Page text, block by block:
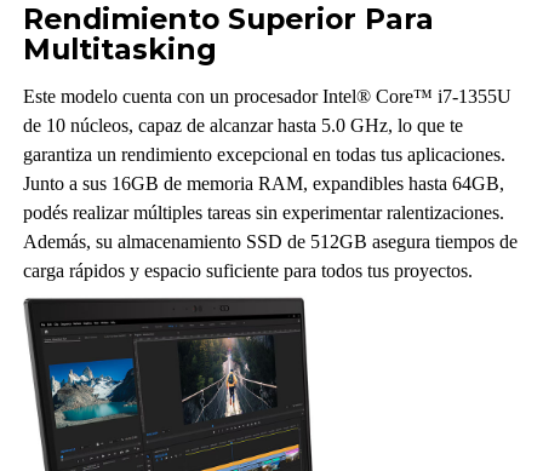
Rendimiento Superior Para
Multitasking
Este modelo cuenta con un procesador Intel® Core™ i7-1355U
de 10 núcleos, capaz de alcanzar hasta 5.0 GHz, lo que te
garantiza un rendimiento excepcional en todas tus aplicaciones.
Junto a sus 16GB de memoria RAM, expandibles hasta 64GB,
podés realizar múltiples tareas sin experimentar ralentizaciones.
Además, su almacenamiento SSD de 512GB asegura tiempos de
carga rápidos y espacio suficiente para todos tus proyectos.